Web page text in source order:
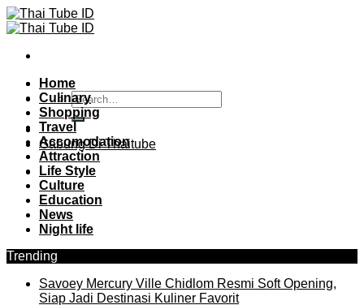
Skip
to
Gabung Di Thaitube
Home
Culinary
Shopping
Travel
Accomodation
Attraction
Life Style
Culture
Education
News
Night life
Trending
Savoey Mercury Ville Chidlom Resmi Soft Opening,
Siap Jadi Destinasi Kuliner Favorit